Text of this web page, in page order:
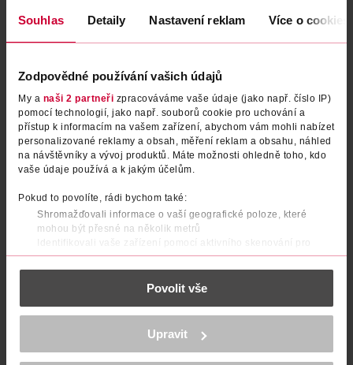
Souhlas Detaily Nastavení reklam Více o cookies
Zodpovědné používání vašich údajů
My a naši 2 partneři zpracováváme vaše údaje (jako např. číslo IP)
pomocí technologií, jako např. souborů cookie pro uchování a
přístup k informacím na vašem zařízení, abychom vám mohli nabízet
personalizované reklamy a obsah, měření reklam a obsahu, náhled
na návštěvníky a vývoj produktů. Máte možnosti ohledně toho, kdo
vaše údaje používá a k jakým účelům.
Pokud to povolíte, rádi bychom také:
Shromažďovali informace o vaší geografické poloze, které
mohou být přesné na několik metrů
Identifikovali vaše zařízení pomocí aktivního skenování pro
konkrétní charakteristiky (otisk prstu)
Zjistěte více o tom, jak zpracováváme vaše osobní údaje, a nastavte
části s podrobnostmi . Svůj souhlas můžete kdykoliv
K provozu stránek, personalizaci obsahu a reklam, funkcí sociálních
médií, analýze návštěvnosti, které mohou nést osobní údaje.
Více najdete vprohlášení o ochraně osobních údajů.
Povolit vše
Upravit
Color 03
miss sporty 0.35 g miss sporty